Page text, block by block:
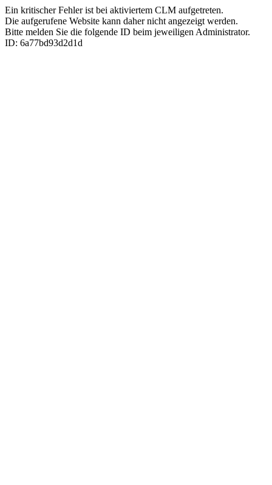
Ein kritischer Fehler ist bei aktiviertem CLM aufgetreten.
Die aufgerufene Website kann daher nicht angezeigt werden.
Bitte melden Sie die folgende ID beim jeweiligen Administrator.
ID: 6a77bd93d2d1d